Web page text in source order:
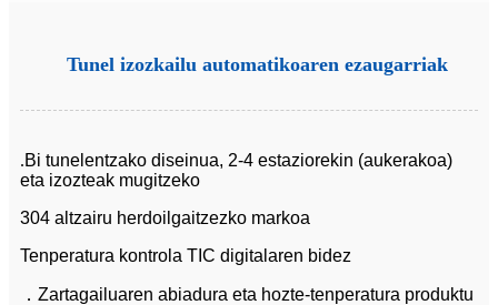
Tunel izozkailu automatikoaren ezaugarriak
.Bi tunelentzako diseinua, 2-4 estaziorekin (aukerakoa)
eta izozteak mugitzeko
304 altzairu herdoilgaitzezko markoa
Tenperatura kontrola TIC digitalaren bidez
．Zartagailuaren abiadura eta hozte-tenperatura produktu